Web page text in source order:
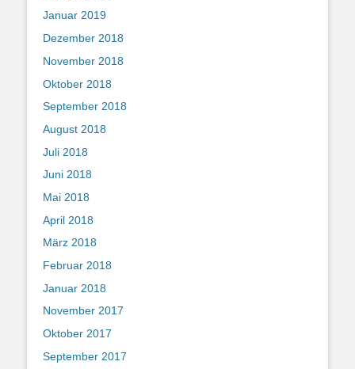
Januar 2019
Dezember 2018
November 2018
Oktober 2018
September 2018
August 2018
Juli 2018
Juni 2018
Mai 2018
April 2018
März 2018
Februar 2018
Januar 2018
November 2017
Oktober 2017
September 2017